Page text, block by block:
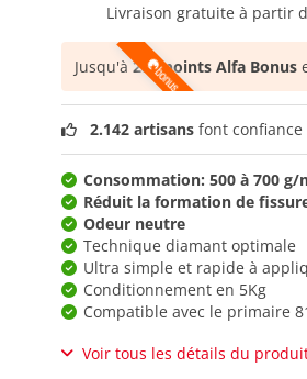
Livraison gratuite à partir
Jusqu'à280 points Alfa Bonus
2.142 artisans font
Consommation: 500 à 700 g/
Réduit la formation de
Odeur neutre
Technique diamant optimale
Ultra simple et rapide à
Conditionnement en 5Kg
Compatible avec le primaire
Voir tous les détails du